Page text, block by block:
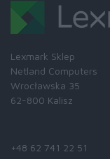
Lexmark Sklep
Netland Computers
Wrocławska 35
62-800 Kalisz
+48 62 741 22 51